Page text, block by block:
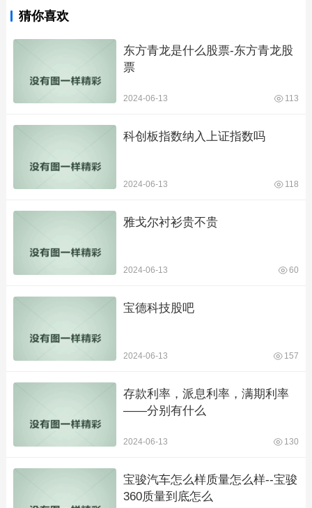
猜你喜欢
东方青龙是什么股票-东方青龙股
票
2024-06-13 113
科创板指数纳入上证指数吗
2024-06-13 118
雅戈尔衬衫贵不贵
2024-06-13 60
宝德科技股吧
2024-06-13 157
存款利率，派息利率，满期利率
——分别有什么
2024-06-13 130
宝骏汽车怎么样质量怎么样--宝骏
360质量到底怎么